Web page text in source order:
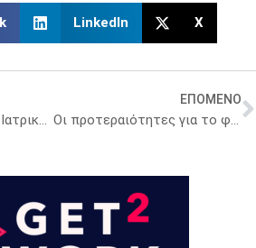
LinkedIn X
Επίτιμος διδάκτορας Ιατρικής του ΑΠΘ ο καθηγητής Δημήτριος Καρούσης
ΕΠΟΜΕΝΟ
Οι προτεραιότητες για το φαρμακευτικό επάγγελμα παγκοσμίως